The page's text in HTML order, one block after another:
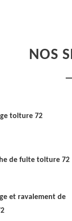
NOS
toiture 72
de fuite toiture 72
et ravalement de